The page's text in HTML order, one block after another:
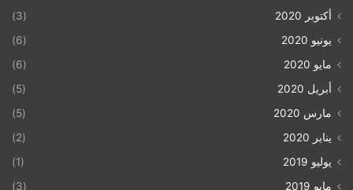
أكتوبر 2020
(3)
يونيو 2020
(6)
مايو 2020
(6)
أبريل 2020
(5)
مارس 2020
(5)
يناير 2020
(2)
يوليو 2019
(1)
مايو 2019
(3)